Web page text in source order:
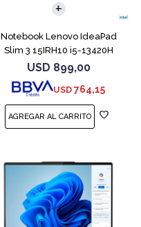
Notebook Lenovo IdeaPad
Slim 3 15IRH10 i5-13420H
512GB 8GB G
USD 899,00
USD 764,15